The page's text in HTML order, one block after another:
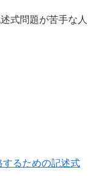
式問題が苦手な人
るための記述式